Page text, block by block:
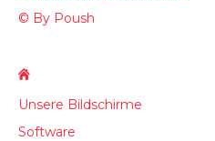
© By Poush
Unsere Bildschirme
Software